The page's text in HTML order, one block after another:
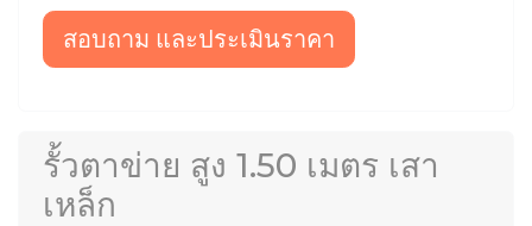
สอบถาม และประเมินราคา
รั้วตาข่าย สูง 1.50 เมตร เสา
เหล็ก